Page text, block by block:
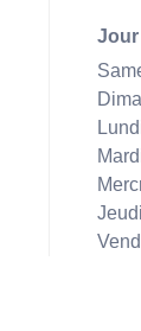
Jour
Jeudi